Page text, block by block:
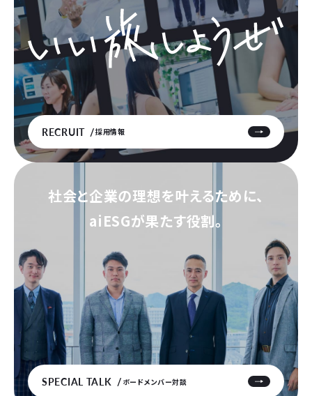
RECRUIT 採用情報
社会と企業の理想を叶えるために、
aiESGが果たす役割。
SPECIAL TALK ボードメンバー対談